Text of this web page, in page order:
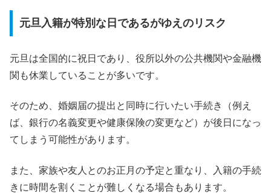
元旦入籍が特別な日であるがゆえのリスク
元旦は全国的に祝日であり、役所以外の公共機関や金融機
関も休業していることが多いです。
そのため、婚姻届の提出と同時に行いたい手続き（例え
ば、銀行の名義変更や健康保険の変更など）が後日になっ
てしまう可能性があります。
また、家族や友人とのお正月の予定と重なり、入籍の手続
きに時間を割くことが難しくなる場合もあります。